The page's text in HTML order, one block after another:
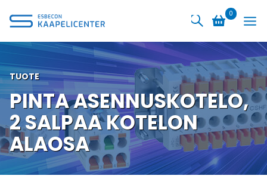
sisältöön
0
TUOTE
PINTA ASENNUSKOTELO,
2 SALPAA KOTELON
ALAOSA